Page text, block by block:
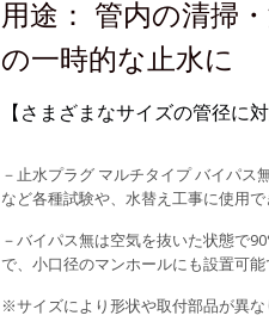
用途： 管内の清掃
の一時的な止水に
【さまざまなサイズの管径に対
－止水プラグ マルチタイプ バイパス
など各種試験や、水替え工事に使用で
－バイパス無は空気を抜いた状態で
で、小口径のマンホールにも設置可能
※サイズにより形状や取付部品が異な